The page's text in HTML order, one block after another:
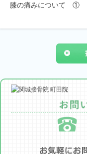
膝の痛みについて ①